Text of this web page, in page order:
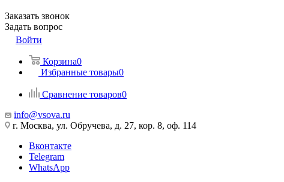
Заказать звонок
Задать вопрос
Войти
Корзина0
Избранные товары0
Сравнение товаров0
info@vsova.ru
г. Москва, ул. Обручева, д. 27, кор. 8, оф. 114
Вконтакте
Telegram
WhatsApp